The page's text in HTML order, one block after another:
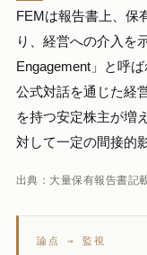
FEMは報告書上、保
り、経営への介入を
Engagement」と呼
公式対話を通じた経
を持つ安定株主が増
対して一定の間接的
出典：大量保有報告書記
論点 → 監視